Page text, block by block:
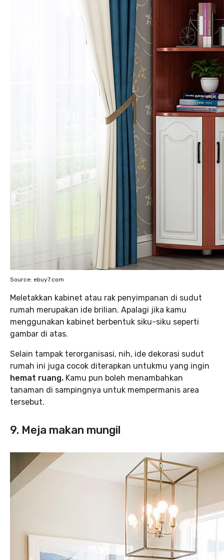
Source: ebuy7.com
Meletakkan kabinet atau rak penyimpanan di sudut
rumah merupakan ide brilian. Apalagi jika kamu
menggunakan kabinet berbentuk siku-siku seperti
gambar di atas.
Selain tampak terorganisasi, nih, ide dekorasi sudut
rumah ini juga cocok diterapkan untukmu yang ingin
hemat ruang. Kamu pun boleh menambahkan
tanaman di sampingnya untuk mempermanis area
tersebut.
9. Meja makan mungil